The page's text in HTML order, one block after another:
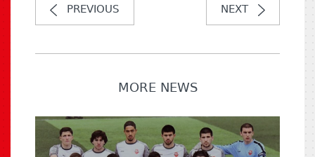
PREVIOUS NEXT
MORE NEWS